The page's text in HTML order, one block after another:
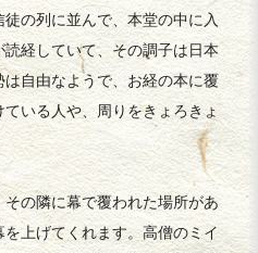
の列に並んで、本堂の中に入
経していて、その調子は日本
自由なようで、お経の本に覆
いる人や、周りをきょろきょ
の隣に幕で覆われた場所があ
上げてくれます。高僧のミイ